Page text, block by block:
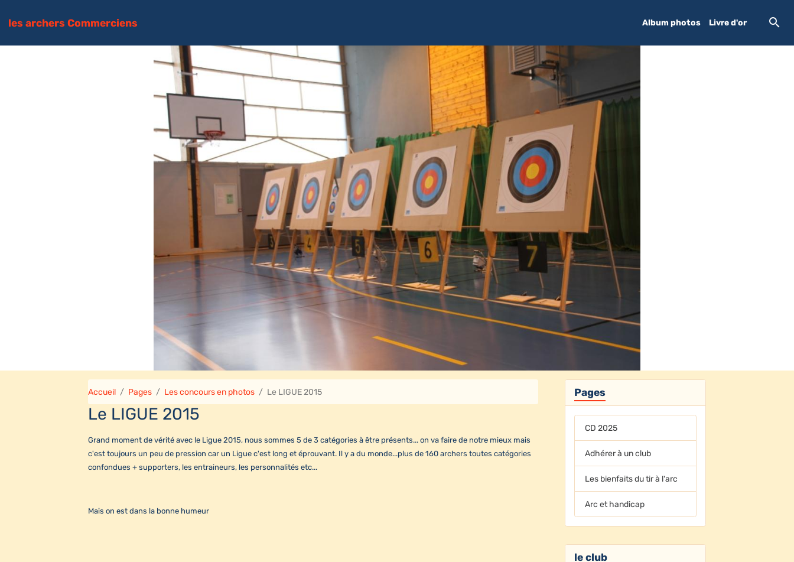
les archers Commerciens Album photos Livre d'or
Accueil Pages Les concours en photos Le LIGUE 2015
Le LIGUE 2015
Grand moment de vérité avec le Ligue 2015, nous sommes 5 de 3 catégories à être présents... on va faire de notre mieux mais
c'est toujours un peu de pression car un Ligue c'est long et éprouvant. Il y a du monde...plus de 160 archers toutes catégories
confondues + supporters, les entraineurs, les personnalités etc...
Mais on est dans la bonne humeur
Pages
CD 2025
Adhérer à un club
Les bienfaits du tir à l'arc
Arc et handicap
le club